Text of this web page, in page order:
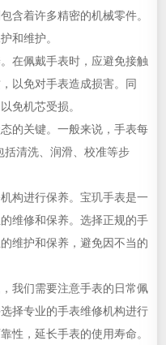
含着许多精密的机械零件。
和维护。
在佩戴手表时，应避免接触
以免对手表造成损害。同
免机芯受损。
的关键。一般来说，手表每
括清洗、润滑、校准等步
构进行保养。宝玑手表是一
维修和保养。选择正规的手
维护和保养，避免因不当的
我们需要注意手表的日常佩
择专业的手表维修机构进行
性，延长手表的使用寿命。